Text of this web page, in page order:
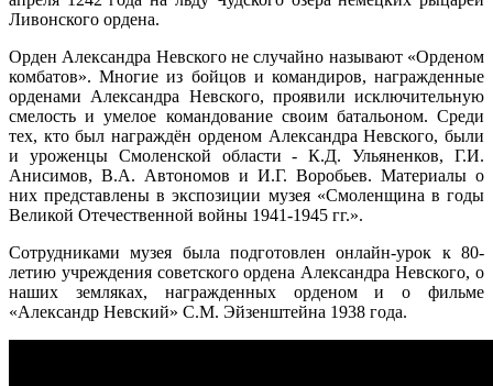
Ливонского ордена.
Орден Александра Невского не случайно называют «Орденом
комбатов». Многие из бойцов и командиров, награжденные
орденами Александра Невского, проявили исключительную
смелость и умелое командование своим батальоном. Среди
тех, кто был награждён орденом Александра Невского, были
и уроженцы Смоленской области - К.Д. Ульяненков, Г.И.
Анисимов, В.А. Автономов и И.Г. Воробьев. Материалы о
них представлены в экспозиции музея «Смоленщина в годы
Великой Отечественной войны 1941-1945 гг.».
Сотрудниками музея была подготовлен онлайн-урок к 80-
летию учреждения советского ордена Александра Невского, о
наших земляках, награжденных орденом и о фильме
«Александр Невский» С.М. Эйзенштейна 1938 года.